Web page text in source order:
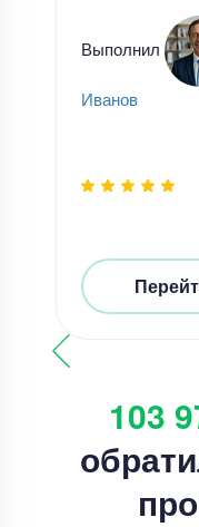
Выполнил
Иванов
103